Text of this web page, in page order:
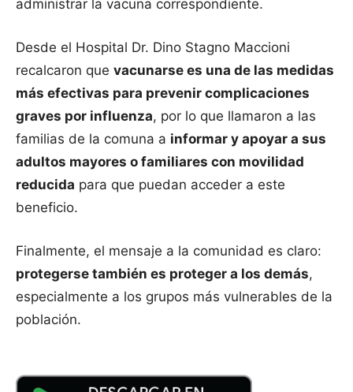
administrar la vacuna correspondiente.
Desde el Hospital Dr. Dino Stagno Maccioni
recalcaron que vacunarse es una de las medidas
más efectivas para prevenir complicaciones
graves por influenza, por lo que llamaron a las
familias de la comuna a informar y apoyar a sus
adultos mayores o familiares con movilidad
reducida para que puedan acceder a este
beneficio.
Finalmente, el mensaje a la comunidad es claro:
protegerse también es proteger a los demás,
especialmente a los grupos más vulnerables de la
población.